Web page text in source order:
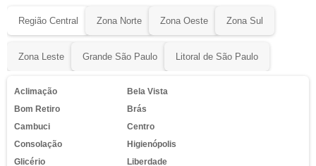
Região Central Zona Norte Zona Oeste Zona Sul
Zona Leste Grande São Paulo Litoral de São Paulo
Aclimação
Bela Vista
Bom Retiro
Brás
Cambuci
Centro
Consolação
Higienópolis
Glicério
Liberdade